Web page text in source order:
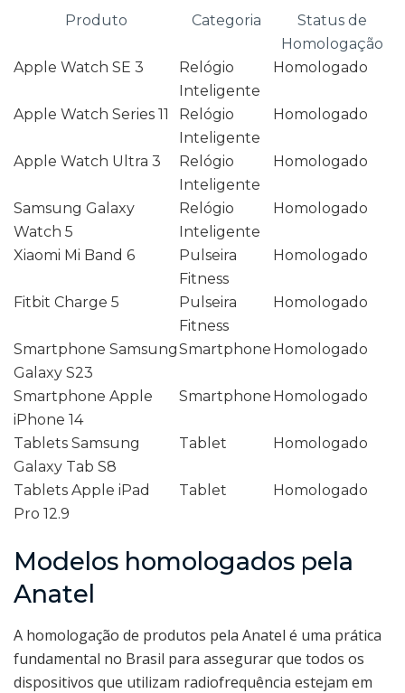
Produto Categoria
Status de
Homologação
Apple Watch SE 3
Relógio
Inteligente
Homologado
Apple Watch Series 11
Relógio
Inteligente
Homologado
Apple Watch Ultra 3
Relógio
Inteligente
Homologado
Samsung Galaxy
Watch 5
Relógio
Inteligente
Homologado
Xiaomi Mi Band 6
Pulseira
Fitness
Homologado
Fitbit Charge 5
Pulseira
Fitness
Homologado
Smartphone Samsung
Galaxy S23
Smartphone Homologado
Smartphone Apple
iPhone 14
Smartphone Homologado
Tablets Samsung
Galaxy Tab S8
Tablet Homologado
Tablets Apple iPad
Pro 12.9
Tablet Homologado
Modelos homologados pela
Anatel
A homologação de produtos pela Anatel é uma prática
fundamental no Brasil para assegurar que todos os
dispositivos que utilizam radiofrequência estejam em